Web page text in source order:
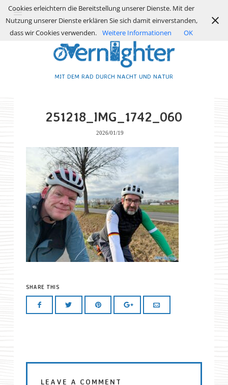
MIT DEM RAD DURCH NACHT UND NATUR
251218_IMG_1742_060
2026/01/19
SHARE THIS
LEAVE A COMMENT
Cookies erleichtern die Bereitstellung unserer Dienste. Mit der
Nutzung unserer Dienste erklären Sie sich damit einverstanden,
dass wir Cookies verwenden.
Weitere Informationen OK